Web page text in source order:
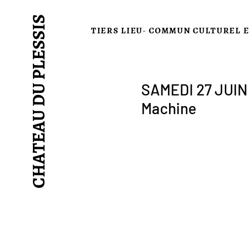
CHATEAU DU PLESSIS TIERS LIEU- COMMUN CULTUREL
SAMEDI 27
Machine